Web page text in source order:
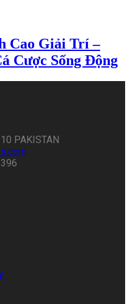
Cao Giải Trí –
Cược Sống Động
PAKISTAN